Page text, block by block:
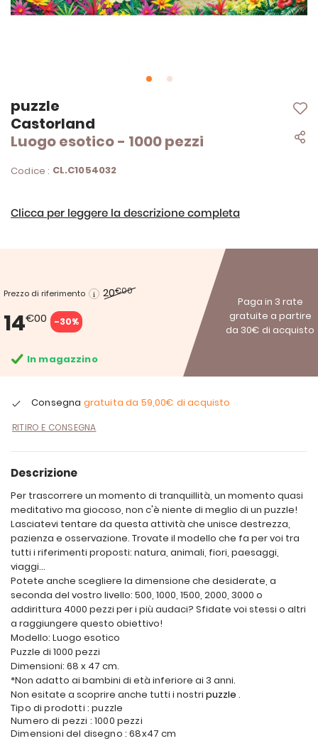
puzzle
Castorland
Luogo esotico - 1000 pezzi
Codice : CL.C1054032
Clicca per leggere la descrizione completa
Prezzo di riferimento 20€00
14€00 -30%
Paga in 3 rate
gratuite a partire
da 30€ di acquisto
In magazzino
Consegna gratuita da 59,00€ di acquisto
RITIRO E CONSEGNA
all'inizio
della
galleria
immagini
Descrizione
Per trascorrere un momento di tranquillità, un momento quasi
meditativo ma giocoso, non c'è niente di meglio di un puzzle!
Lasciatevi tentare da questa attività che unisce destrezza,
pazienza e osservazione. Trovate il modello che fa per voi tra
tutti i riferimenti proposti: natura, animali, fiori, paesaggi,
viaggi...
Potete anche scegliere la dimensione che desiderate, a
seconda del vostro livello: 500, 1000, 1500, 2000, 3000 o
addirittura 4000 pezzi per i più audaci? Sfidate voi stessi o altri
a raggiungere questo obiettivo!
Modello: Luogo esotico
Puzzle di 1000 pezzi
Dimensioni: 68 x 47 cm.
*Non adatto ai bambini di età inferiore ai 3 anni.
Non esitate a scoprire anche tutti i nostri puzzle .
Tipo di prodotti : puzzle
Numero di pezzi : 1000 pezzi
Dimensioni del disegno : 68x47 cm